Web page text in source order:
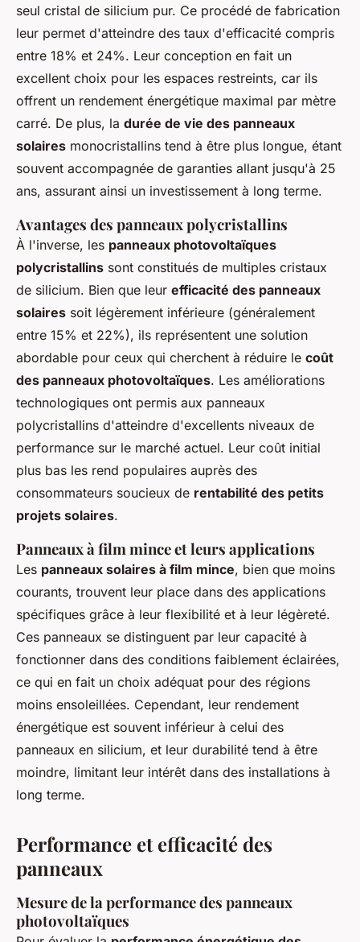
seul cristal de silicium pur. Ce procédé de fabrication
leur permet d'atteindre des taux d'efficacité compris
entre 18% et 24%. Leur conception en fait un
excellent choix pour les espaces restreints, car ils
offrent un rendement énergétique maximal par mètre
carré. De plus, la durée de vie des panneaux
solaires monocristallins tend à être plus longue, étant
souvent accompagnée de garanties allant jusqu'à 25
ans, assurant ainsi un investissement à long terme.
Avantages des panneaux polycristallins
À l'inverse, les panneaux photovoltaïques
polycristallins sont constitués de multiples cristaux
de silicium. Bien que leur efficacité des panneaux
solaires soit légèrement inférieure (généralement
entre 15% et 22%), ils représentent une solution
abordable pour ceux qui cherchent à réduire le coût
des panneaux photovoltaïques. Les améliorations
technologiques ont permis aux panneaux
polycristallins d'atteindre d'excellents niveaux de
performance sur le marché actuel. Leur coût initial
plus bas les rend populaires auprès des
consommateurs soucieux de rentabilité des petits
projets solaires.
Panneaux à film mince et leurs applications
Les panneaux solaires à film mince, bien que moins
courants, trouvent leur place dans des applications
spécifiques grâce à leur flexibilité et à leur légèreté.
Ces panneaux se distinguent par leur capacité à
fonctionner dans des conditions faiblement éclairées,
ce qui en fait un choix adéquat pour des régions
moins ensoleillées. Cependant, leur rendement
énergétique est souvent inférieur à celui des
panneaux en silicium, et leur durabilité tend à être
moindre, limitant leur intérêt dans des installations à
long terme.
Performance et efficacité des
panneaux
Mesure de la performance des panneaux
photovoltaïques